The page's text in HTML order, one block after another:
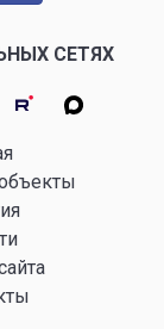
СЕТЯХ